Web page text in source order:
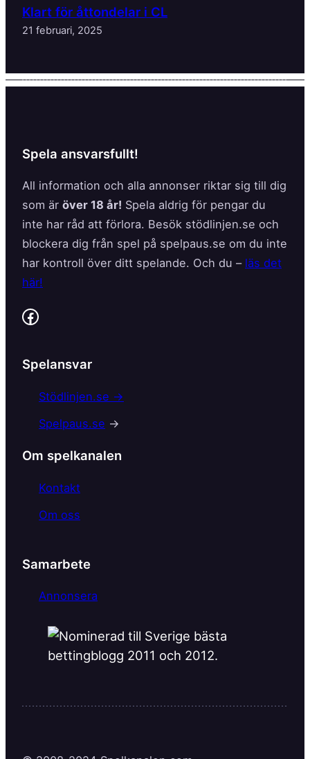
Klart för åttondelar i CL
21 februari, 2025
Spela ansvarsfullt!
All information och alla annonser riktar sig till dig
som är över 18 år! Spela aldrig för pengar du
inte har råd att förlora. Besök stödlinjen.se och
blockera dig från spel på spelpaus.se om du inte
har kontroll över ditt spelande. Och du – läs det
här!
Facebook
Spelansvar
Stödlinjen.se →
Spelpaus.se →
Om spelkanalen
Kontakt
Om oss
Samarbete
Annonsera